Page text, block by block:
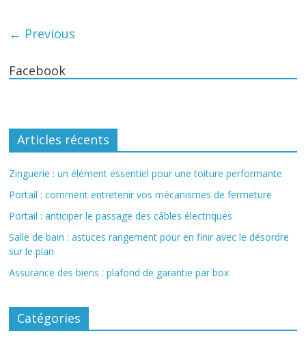
← Previous
Facebook
Articles récents
Zinguerie : un élément essentiel pour une toiture performante
Portail : comment entretenir vos mécanismes de fermeture
Portail : anticiper le passage des câbles électriques
Salle de bain : astuces rangement pour en finir avec le désordre
sur le plan
Assurance des biens : plafond de garantie par box
Catégories